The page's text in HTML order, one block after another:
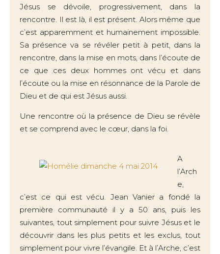
Jésus se dévoile, progressivement, dans la
rencontre. Il est là, il est présent. Alors même que
c’est apparemment et humainement impossible.
Sa présence va se révéler petit à petit, dans la
rencontre, dans la mise en mots, dans l’écoute de
ce que ces deux hommes ont vécu et dans
l’écoute ou la mise en résonnance de la Parole de
Dieu et de qui est Jésus aussi.
Une rencontre où la présence de Dieu se révèle
et se comprend avec le cœur, dans la foi.
A
l’Arch
e,
c’est ce qui est vécu. Jean Vanier a fondé la
première communauté il y a 50 ans, puis les
suivantes, tout simplement pour suivre Jésus et le
découvrir dans les plus petits et les exclus, tout
simplement pour vivre l’évangile. Et à l’Arche, c’est